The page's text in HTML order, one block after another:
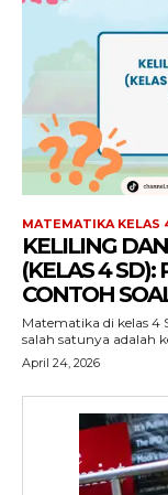
MATEMATIKA KELAS
KELILING
(KELAS 4 SD):
CONTOH
Matematika di kelas 4
salah satunya adalah
April 24, 2026